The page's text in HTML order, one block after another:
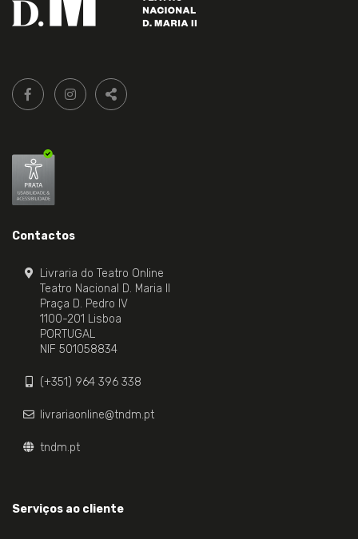
Siga-
nos:
FACEBOOK LIVRARIA DO TEATRO ONLINE.
INSTAGRAM LIVRARIA DO TEATRO ONLINE.
PARTILHAR
Contactos
Livraria do Teatro Online
Teatro Nacional D. Maria II
Praça D. Pedro IV
1100-201 Lisboa
PORTUGAL
NIF 501058834
(+351) 964 396 338
livrariaonline@tndm.pt
tndm.pt
Serviços ao cliente